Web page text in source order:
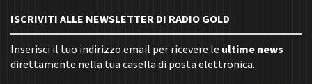
ISCRIVITI ALLE NEWSLETTER DI RADIO GOLD
Inserisci il tuo indirizzo email per ricevere le ultime news
direttamente nella tua casella di posta elettronica.